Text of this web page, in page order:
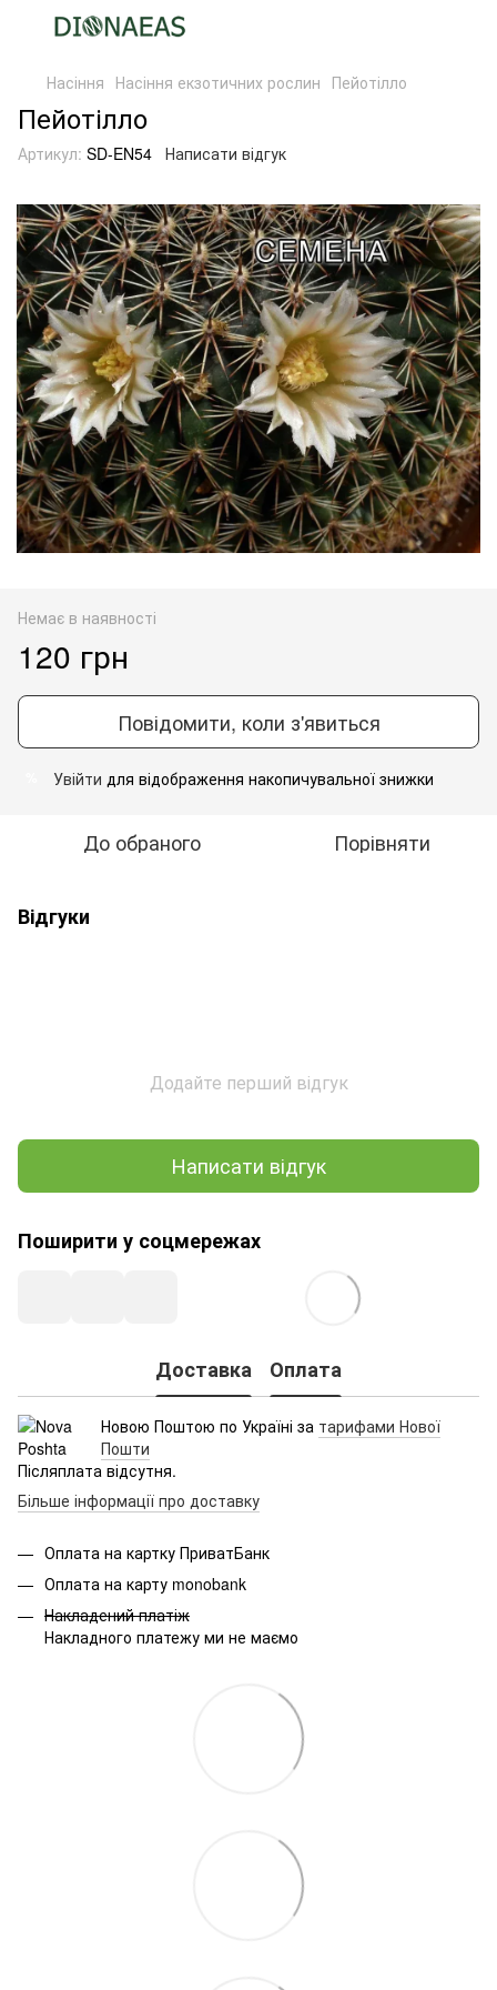
Насіння Насіння екзотичних рослин Пейотілло
Пейотілло
Артикул: SD-EN54 Написати відгук
Немає в наявності
120 грн
Повідомити, коли з'явиться
Увійти для відображення накопичувальної знижки
До обраного Порівняти
Відгуки
Додайте перший відгук
Написати відгук
Поширити у соцмережах
Доставка Оплата
Новою Поштою по Україні за тарифами Нової
Пошти
Післяплата відсутня.
Більше інформації про доставку
Оплата на картку ПриватБанк
Оплата на карту monobank
Накладений платіж
Накладного платежу ми не маємо